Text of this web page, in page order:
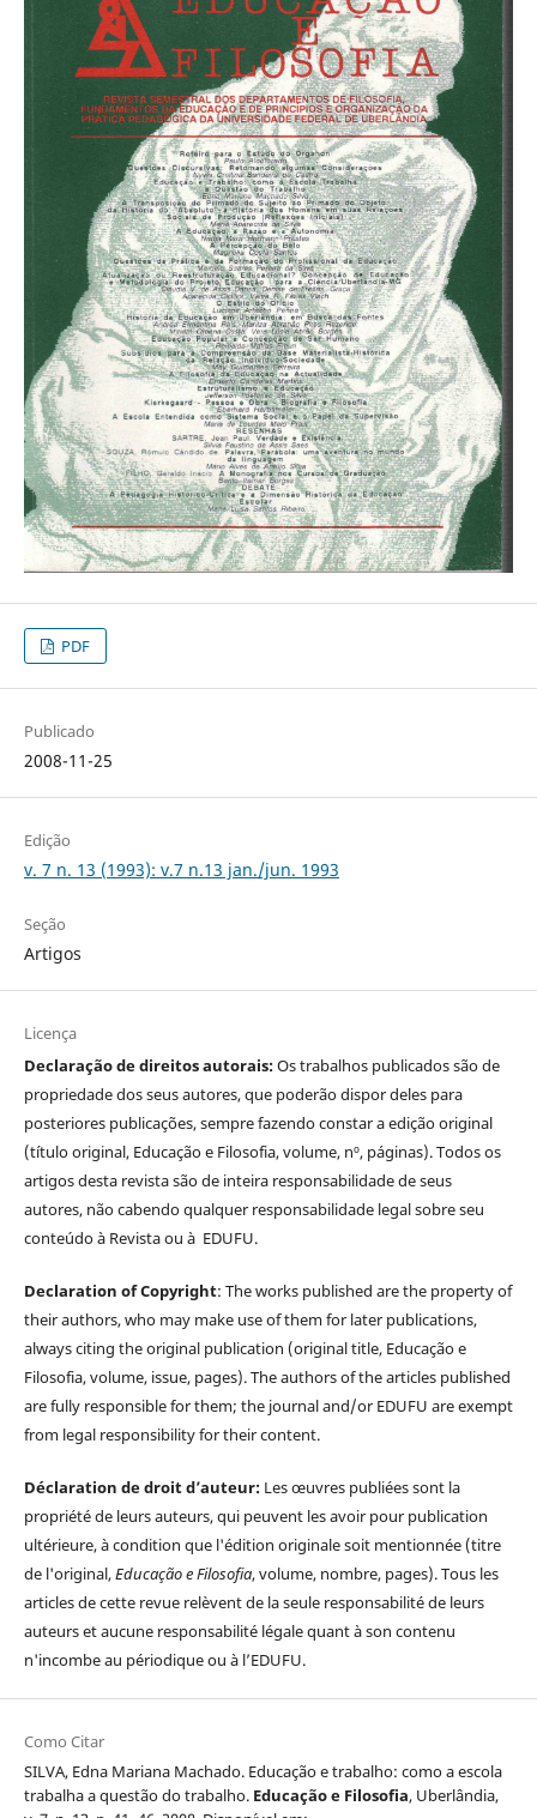
PDF
Publicado
2008-11-25
Edição
v. 7 n. 13 (1993): v.7 n.13 jan./jun. 1993
Seção
Artigos
Licença
Declaração de direitos autorais:Os trabalhos publicados são de
propriedade dos seus autores, que poderão dispor deles para
posteriores publicações, sempre fazendo constar a edição original
(título original, Educação e Filosofia, volume, nº, páginas). Todos os
artigos desta revista são de inteira responsabilidade de seus
autores, não cabendo qualquer responsabilidade legal sobre seu
conteúdo à Revista ou à EDUFU.
Declaration of Copyright: The works published are the property of
their authors, who may make use of them for later publications,
always citing the original publication (original title, Educação e
Filosofia, volume, issue, pages). The authors of the articles published
are fully responsible for them; the journal and/or EDUFU are exempt
from legal responsibility for their content.
Déclaration de droit d’auteur: Les œuvres publiées sont la
propriété de leurs auteurs, qui peuvent les avoir pour publication
ultérieure, à condition que l'édition originale soit mentionnée (titre
de l'original,Educação e Filosofia, volume, nombre, pages). Tous les
articles de cette revue relèvent de la seule responsabilité de leurs
auteurs et aucune responsabilité légale quant à son contenu
n'incombe au périodique ou à l’EDUFU.
Como Citar
SILVA, Edna Mariana Machado. Educação e trabalho: como a escola
trabalha a questão do trabalho. Educação e Filosofia, Uberlândia,